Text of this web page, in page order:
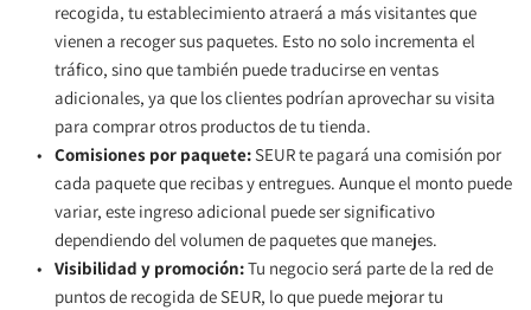
recogida, tu establecimiento atraerá a más visitantes que
vienen a recoger sus paquetes. Esto no solo incrementa el
tráfico, sino que también puede traducirse en ventas
adicionales, ya que los clientes podrían aprovechar su visita
para comprar otros productos de tu tienda.
Comisiones por paquete: SEUR te pagará una comisión por
cada paquete que recibas y entregues. Aunque el monto puede
variar, este ingreso adicional puede ser significativo
dependiendo del volumen de paquetes que manejes.
Visibilidad y promoción: Tu negocio será parte de la red de
puntos de recogida de SEUR, lo que puede mejorar tu